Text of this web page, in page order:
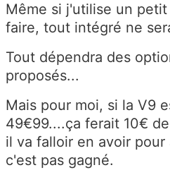
Même si j'utilise un
faire, tout intégré ne
Tout dépendra des
proposés...
Mais pour moi, si la V9
49€99....ça ferait 10€
il va falloir en avoir pour
c'est pas gagné.